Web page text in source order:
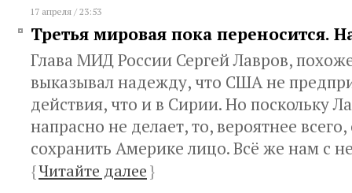
17 апреля / 23:53
Третья мировая пока переносится.
Глава МИД России Сергей Лавров,
выказывал надежду, что США не
действия, что и в Сирии. Но поскольку
напрасно не делает, то, вероятнее
сохранить Америке лицо. Всё же нам с
{Читайте далее}